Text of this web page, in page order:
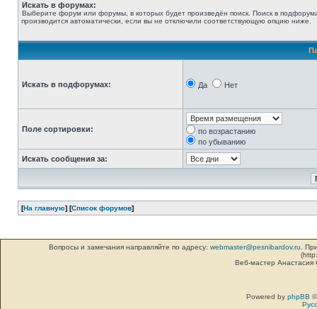
Искать в форумах:
Выберите форум или форумы, в которых будет произведён поиск. Поиск в
производится автоматически, если вы не отключили соответствующую опцию ниже.
Искать в подфорумах: Да Нет
Поле сортировки:
по возрастанию
по убыванию
Искать сообщения за:
[На главную] [Список форумов]
Вопросы и замечания направляйте по адресу: webmaster@pesnibardov.ru .
Веб-мастер
Powered by phpBB